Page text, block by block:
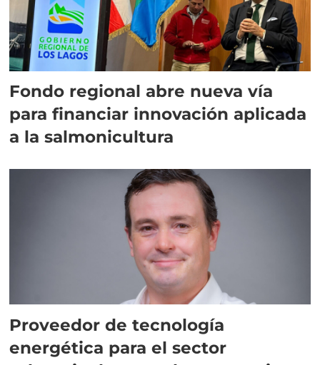
Fondo regional abre nueva vía
para financiar innovación aplicada
a la salmonicultura
Proveedor de tecnología
energética para el sector